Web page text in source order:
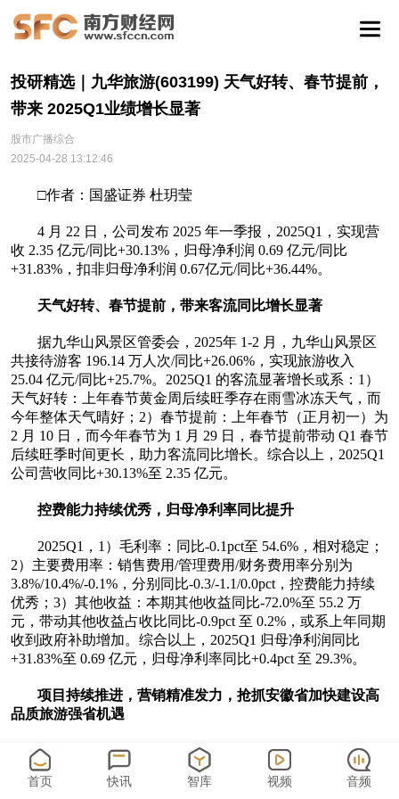
投研精选｜九华旅游(603199) 天气好转、春节提前，
带来 2025Q1业绩增长显著
股市广播综合
2025-04-28 13:12:46
□作者：国盛证券 杜玥莹
4 月 22 日，公司发布 2025 年一季报，2025Q1，实现营
收 2.35 亿元/同比+30.13%，归母净利润 0.69 亿元/同比
+31.83%，扣非归母净利润 0.67亿元/同比+36.44%。
天气好转、春节提前，带来客流同比增长显著
据九华山风景区管委会，2025年 1-2 月，九华山风景区
共接待游客 196.14 万人次/同比+26.06%，实现旅游收入
25.04 亿元/同比+25.7%。2025Q1 的客流显著增长或系：1）
天气好转：上年春节黄金周后续旺季存在雨雪冰冻天气，而
今年整体天气晴好；2）春节提前：上年春节（正月初一）为
2 月 10 日，而今年春节为 1 月 29 日，春节提前带动 Q1 春节
后续旺季时间更长，助力客流同比增长。综合以上，2025Q1
公司营收同比+30.13%至 2.35 亿元。
控费能力持续优秀，归母净利率同比提升
2025Q1，1）毛利率：同比-0.1pct至 54.6%，相对稳定；
2）主要费用率：销售费用/管理费用/财务费用率分别为
3.8%/10.4%/-0.1%，分别同比-0.3/-1.1/0.0pct，控费能力持续
优秀；3）其他收益：本期其他收益同比-72.0%至 55.2 万
元，带动其他收益占收比同比-0.9pct 至 0.2%，或系上年同期
收到政府补助增加。综合以上，2025Q1 归母净利润同比
+31.83%至 0.69 亿元，归母净利率同比+0.4pct 至 29.3%。
项目持续推进，营销精准发力，抢抓安徽省加快建设高
品质旅游强省机遇
1）项目端：公司已在稳步推进狮子峰景区客运索道项目
建设、九华山百岁宫缆车升级改造项目方案论证、酒店升级
改造项目。同时，积极谋划、寻求和把握优质旅游投资项目
首页 快讯 智库 视频 音频